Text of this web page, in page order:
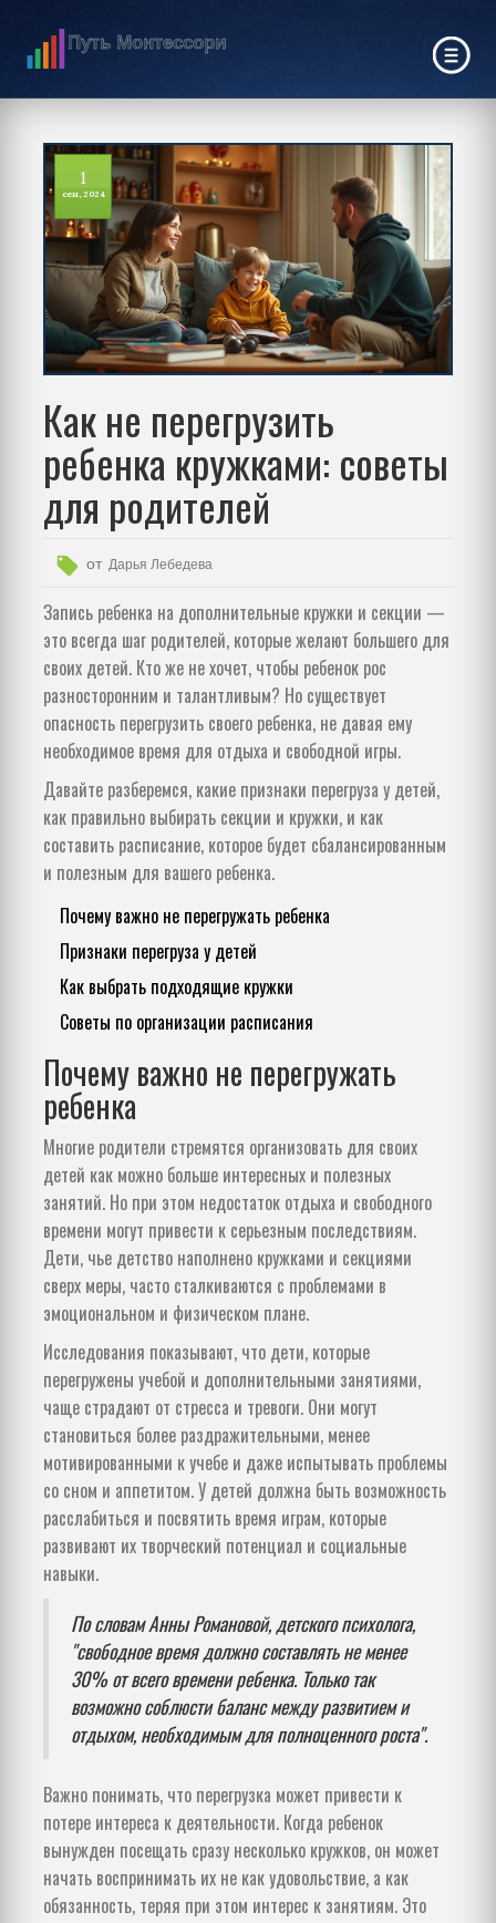
1
сен, 2024
Как не перегрузить
ребенка кружками: советы
для родителей
от Дарья Лебедева
Запись ребенка на дополнительные кружки и секции —
это всегда шаг родителей, которые желают большего для
своих детей. Кто же не хочет, чтобы ребенок рос
разносторонним и талантливым? Но существует
опасность перегрузить своего ребенка, не давая ему
необходимое время для отдыха и свободной игры.
Давайте разберемся, какие признаки перегруза у детей,
как правильно выбирать секции и кружки, и как
составить расписание, которое будет сбалансированным
и полезным для вашего ребенка.
Почему важно не перегружать ребенка
Признаки перегруза у детей
Как выбрать подходящие кружки
Советы по организации расписания
Почему важно не перегружать
ребенка
Многие родители стремятся организовать для своих
детей как можно больше интересных и полезных
занятий. Но при этом недостаток отдыха и свободного
времени могут привести к серьезным последствиям.
Дети, чье детство наполнено кружками и секциями
сверх меры, часто сталкиваются с проблемами в
эмоциональном и физическом плане.
Исследования показывают, что дети, которые
перегружены учебой и дополнительными занятиями,
чаще страдают от стресса и тревоги. Они могут
становиться более раздражительными, менее
мотивированными к учебе и даже испытывать проблемы
со сном и аппетитом. У детей должна быть возможность
расслабиться и посвятить время играм, которые
развивают их творческий потенциал и социальные
навыки.
По словам Анны Романовой, детского психолога,
"свободное время должно составлять не менее
30% от всего времени ребенка. Только так
возможно соблюсти баланс между развитием и
отдыхом, необходимым для полноценного роста".
Важно понимать, что перегрузка может привести к
потере интереса к деятельности. Когда ребенок
вынужден посещать сразу несколько кружков, он может
начать воспринимать их не как удовольствие, а как
обязанность, теряя при этом интерес к занятиям. Это